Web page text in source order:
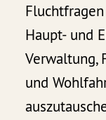
Haupt- und
Verwaltung,
und